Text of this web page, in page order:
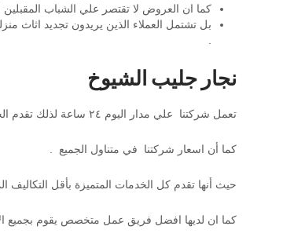
كما ان العروض لا تقتصر علي الشباب
بل تشتمل العملاء الذين يريدون تجديد اثاث
نجار جليب الشيوخ
تعمل شركتنا علي مدار اليوم ٢٤ ساعة لذلك تقدم الخدمة في كل الأوقات ،
كما أن اسعار شركتنا في متناول الجميع .
حيث أنها تقدم كل الخدمات المتميزة بأقل التكاليف
كما ان لديها افضل فريق عمل متخصص يقوم بجميع